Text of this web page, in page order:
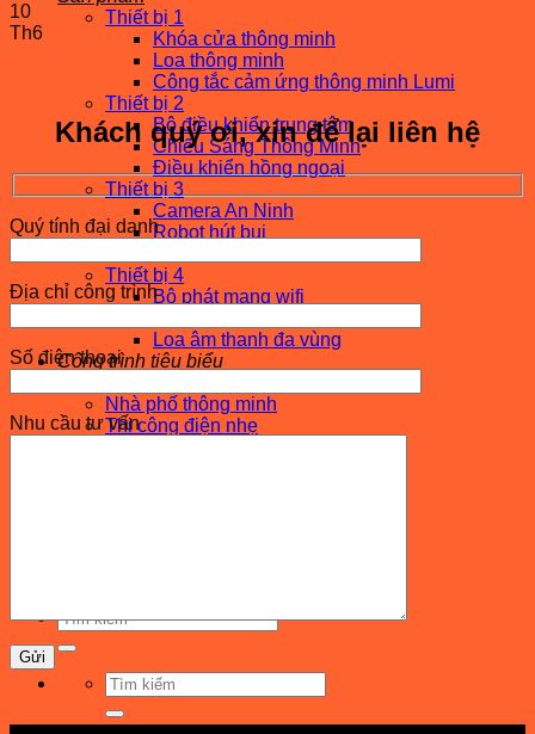
Thiết bị 1
Khóa cửa thông minh
Loa thông minh
Công tắc cảm ứng thông minh Lumi
Thiết bị 2
Bộ điều khiển trung tâm
Chiếu Sáng Thông Minh
Điều khiển hồng ngoại
Thiết bị 3
Camera An Ninh
Robot hút bụi
Thiết bị 4
Bộ phát mạng wifi
Loa âm thanh đa vùng
Công trình tiêu biểu
Nhà phố thông minh
Thi công điện nhẹ
Tìm
kiếm:
Tìm
kiếm:
10
Th6
Khách quý ơi, xin để lại liên hệ
Quý tính đại danh
Địa chỉ công trình
Số điện thoại
Nhu cầu tư vấn